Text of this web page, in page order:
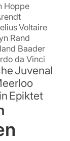
Hoppe
Voltaire
Rand
Baader
da Vinci
Juvenal
Epiktet